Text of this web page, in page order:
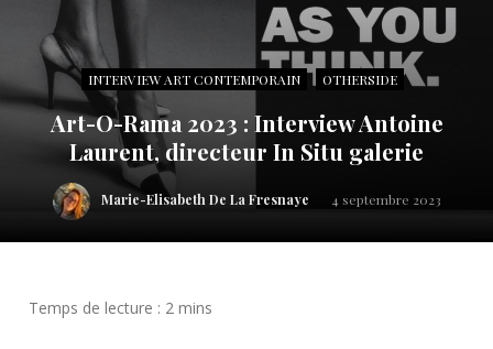
INTERVIEW ART CONTEMPORAIN OTHERSIDE
Art-O-Rama 2023 : Interview Antoine
Laurent, directeur In Situ galerie
Marie-Elisabeth De La Fresnaye 4 septembre 2023